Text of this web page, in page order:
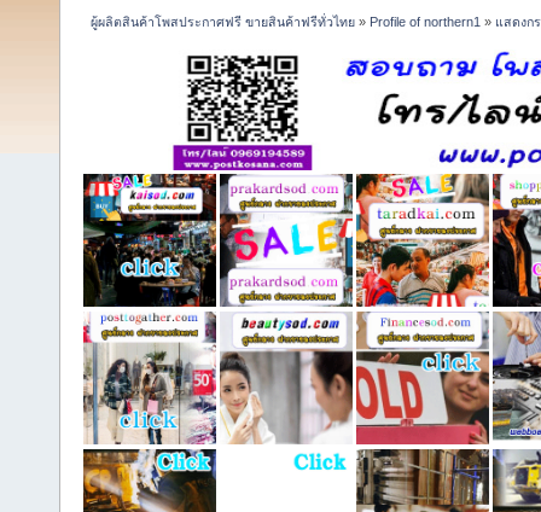
ผู้ผลิตสินค้าโพสประกาศฟรี ขายสินค้าฟรีทั่วไทย » Profile of northern1 » แสดงก